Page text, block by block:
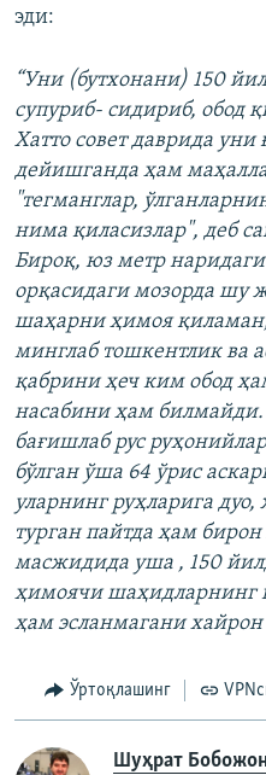
эди:
“Уни (бутхонани) 150
супуриб- сидириб, обод
Хатто совет даврида уни
дейишганда ҳам
"тегманглар,
нима қиласизлар", деб
Бироқ, юз метр
орқасидаги мозорда шу
шаҳарни ҳимоя
минглаб тошкентлик ва
қабрини ҳеч ким обод
насабини ҳам билмайди.
бағишлаб рус
бўлган ўша 64 ўрис
уларнинг руҳларига
турган пайтда ҳам
масжидида уша , 150
ҳимоячи шаҳидларнинг
ҳам эсланмагани хайрон
Ўртоқлашинг
Шуҳрат